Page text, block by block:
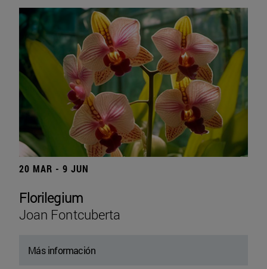
20 MAR - 9 JUN
Florilegium
Joan Fontcuberta
Más información